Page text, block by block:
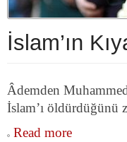
İslam’ın
Âdemden
İslam’ı
Read more